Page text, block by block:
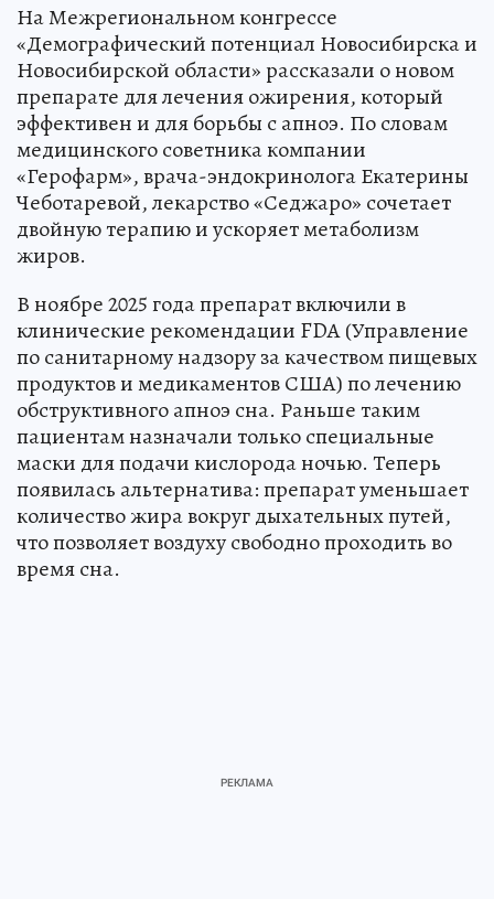
На Межрегиональном конгрессе
«Демографический потенциал Новосибирска и
Новосибирской области» рассказали о новом
препарате для лечения ожирения, который
эффективен и для борьбы с апноэ. По словам
медицинского советника компании
«Герофарм», врача-эндокринолога Екатерины
Чеботаревой, лекарство «Седжаро» сочетает
двойную терапию и ускоряет метаболизм
жиров.
В ноябре 2025 года препарат включили в
клинические рекомендации FDA (Управление
по санитарному надзору за качеством пищевых
продуктов и медикаментов США) по лечению
обструктивного апноэ сна. Раньше таким
пациентам назначали только специальные
маски для подачи кислорода ночью. Теперь
появилась альтернатива: препарат уменьшает
количество жира вокруг дыхательных путей,
что позволяет воздуху свободно проходить во
время сна.